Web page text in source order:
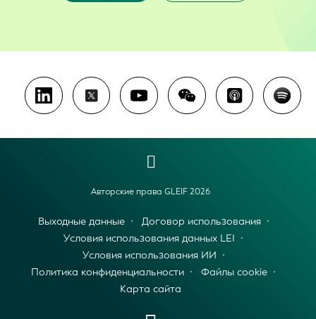
Авторские права GLEIF 2026
Выходные данные
Договор использования
Условия использования данных LEI
Условия использования ИИ
Политика конфиденциальности
Файлы cookie
Карта сайта